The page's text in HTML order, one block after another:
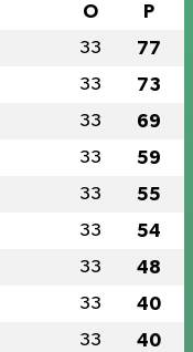
O P
33 77
33 73
33 69
33 59
33 55
33 54
33 48
33 40
33 40